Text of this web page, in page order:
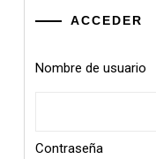
ACCEDER
Nombre de usuario
Contraseña